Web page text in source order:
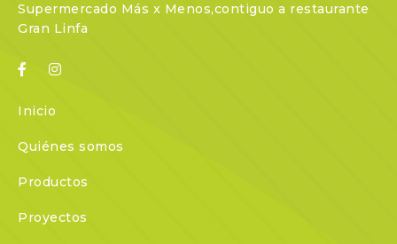
Supermercado Más x Menos,contiguo a restaurante
Gran Linfa
Inicio
Quiénes somos
Productos
Proyectos